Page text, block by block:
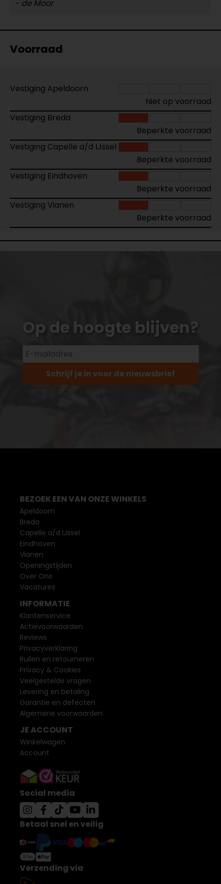
- de Moor
Voorraad
Vestiging Apeldoorn
Niet op voorraad
Vestiging Breda
Beperkte voorraad
Vestiging Capelle a/d IJssel
Beperkte voorraad
Vestiging Eindhoven
Beperkte voorraad
Vestiging Vianen
Beperkte voorraad
Op de hoogte blijven?
Schrijf je in voor de nieuwsbrief
BEZOEK EEN VAN ONZE WINKELS
Apeldoorn
Breda
Capelle a/d IJssel
Eindhoven
Vianen
Openingstijden
Over Ons
Vacatures
INFORMATIE
Klantenservice
Actievoorwaarden
Reviews
Privacyverklaring
Ruilen en retourneren
Privacy & Cookies
Veelgestelde vragen
Levering en betaling
Garantie en defecten
Algemene voorwaarden
JE ACCOUNT
Winkelwagen
Account
Social media
Betaal snel en veilig
Verzending via